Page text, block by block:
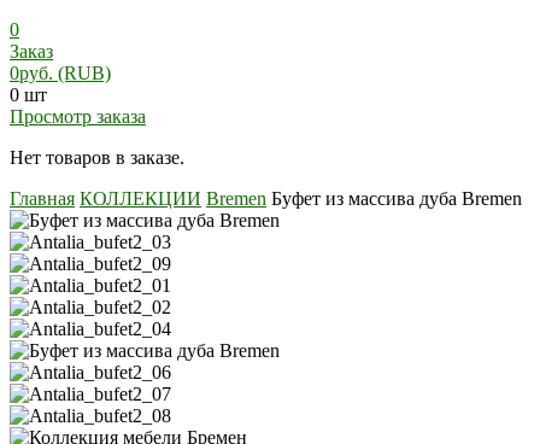
0
Заказ
0руб. (RUB)
0 шт
Просмотр заказа
Нет товаров в заказе.
Главная КОЛЛЕКЦИИ Bremen Буфет из массива дуба Bremen